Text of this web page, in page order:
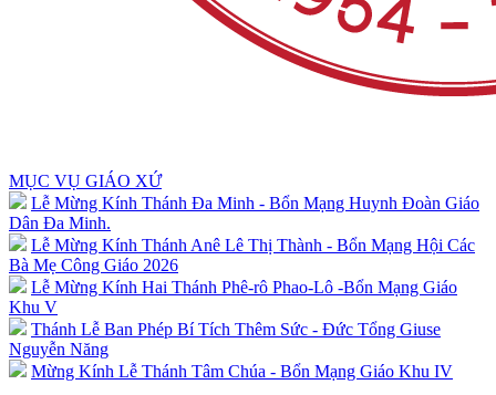
MỤC VỤ GIÁO XỨ
Lễ Mừng Kính Thánh Đa Minh - Bổn Mạng Huynh Đoàn Giáo
Dân Đa Minh.
Lễ Mừng Kính Thánh Anê Lê Thị Thành - Bổn Mạng Hội Các
Bà Mẹ Công Giáo 2026
Lễ Mừng Kính Hai Thánh Phê-rô Phao-Lô -Bổn Mạng Giáo
Khu V
Thánh Lễ Ban Phép Bí Tích Thêm Sức - Đức Tổng Giuse
Nguyễn Năng
Mừng Kính Lễ Thánh Tâm Chúa - Bổn Mạng Giáo Khu IV